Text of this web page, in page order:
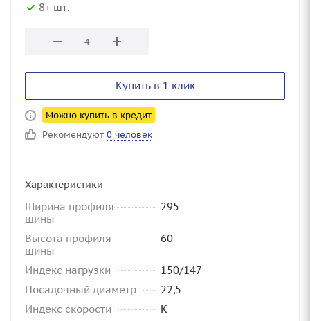
8+ шт.
Купить в 1 клик
Можно купить в кредит
Рекомендуют 0 человек
Характеристики
Ширина профиля
шины
295
Высота профиля
шины
60
Индекс нагрузки
150/147
Посадочный диаметр
22,5
Индекс скорости
K